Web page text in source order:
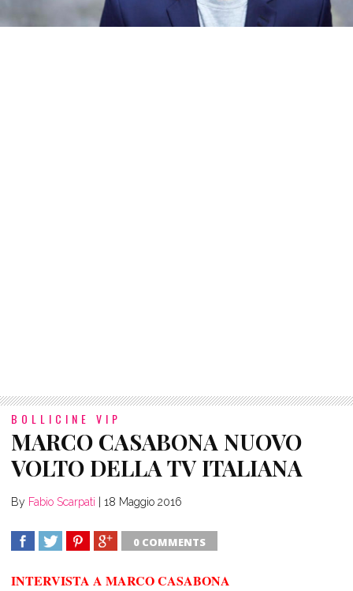
BOLLICINE VIP
MARCO CASABONA NUOVO
VOLTO DELLA TV ITALIANA
By Fabio Scarpati 18 Maggio 2016
0 COMMENTS
INTERVISTA A MARCO CASABONA